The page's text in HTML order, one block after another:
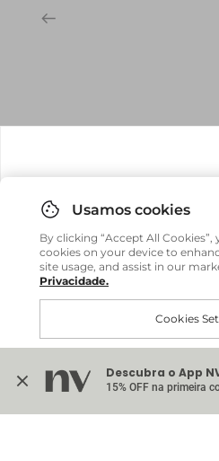
em sua casa, não importa
Comprar no site
InternacionalDescubra o App
15% OFF na primeira
By clicking “Accept All
cookies on your device to
site usage, and assist in our
Privacidade.
Cookies
Accept All